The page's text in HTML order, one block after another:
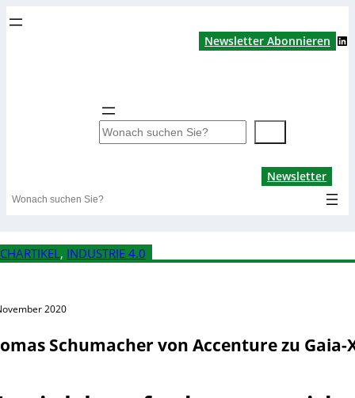
Newsletter Abonnieren LinkedIn
S
u
e
Newsletter
Search
, INDUSTRIE 4.0
2020
Schumacher von Accenture zu Gaia-